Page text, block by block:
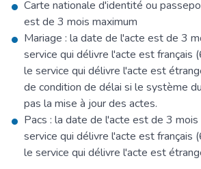
Carte nationale d'identité ou
est de 3 mois maximum
Mariage : la date de l'acte est de 3
service qui délivre l'acte est français
le service qui délivre l'acte est
de condition de délai si le système
pas la mise à jour des actes.
Pacs : la date de l'acte est de 3 mois
service qui délivre l'acte est français
le service qui délivre l'acte est